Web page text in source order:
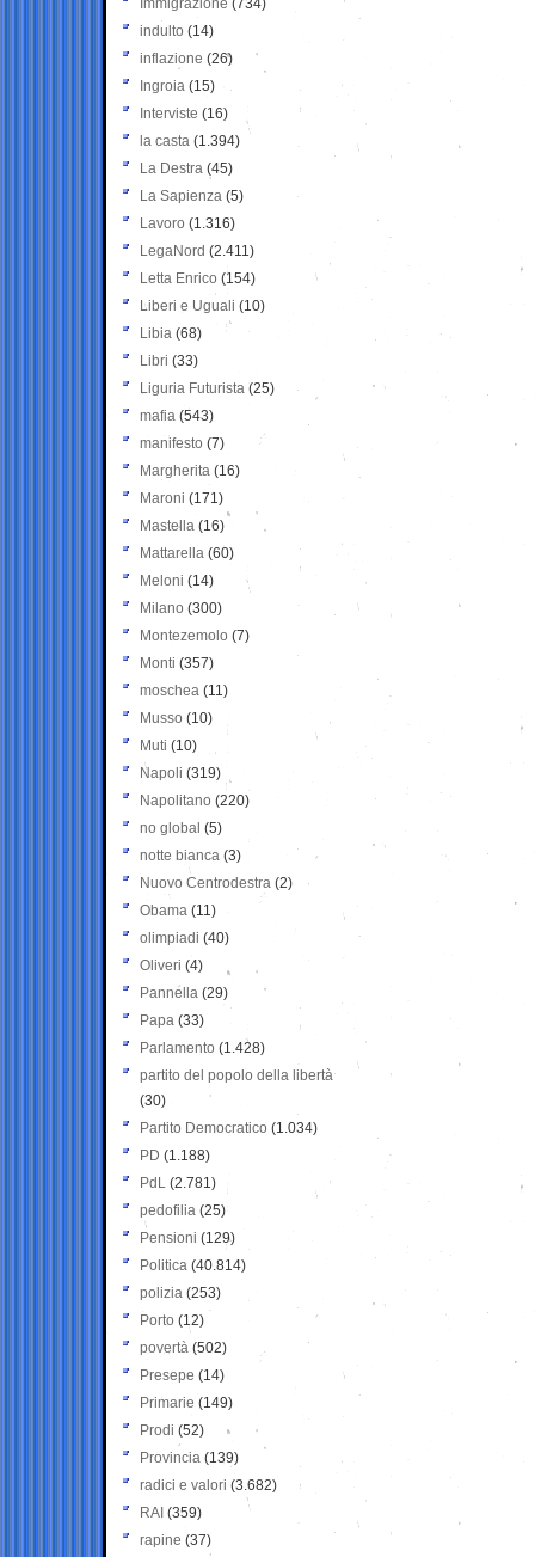
Immigrazione (734)
indulto (14)
inflazione (26)
Ingroia (15)
Interviste (16)
la casta (1.394)
La Destra (45)
La Sapienza (5)
Lavoro (1.316)
LegaNord (2.411)
Letta Enrico (154)
Liberi e Uguali (10)
Libia (68)
Libri (33)
Liguria Futurista (25)
mafia (543)
manifesto (7)
Margherita (16)
Maroni (171)
Mastella (16)
Mattarella (60)
Meloni (14)
Milano (300)
Montezemolo (7)
Monti (357)
moschea (11)
Musso (10)
Muti (10)
Napoli (319)
Napolitano (220)
no global (5)
notte bianca (3)
Nuovo Centrodestra (2)
Obama (11)
olimpiadi (40)
Oliveri (4)
Pannella (29)
Papa (33)
Parlamento (1.428)
partito del popolo della libertà
(30)
Partito Democratico (1.034)
PD (1.188)
PdL (2.781)
pedofilia (25)
Pensioni (129)
Politica (40.814)
polizia (253)
Porto (12)
povertà (502)
Presepe (14)
Primarie (149)
Prodi (52)
Provincia (139)
radici e valori (3.682)
RAI (359)
rapine (37)